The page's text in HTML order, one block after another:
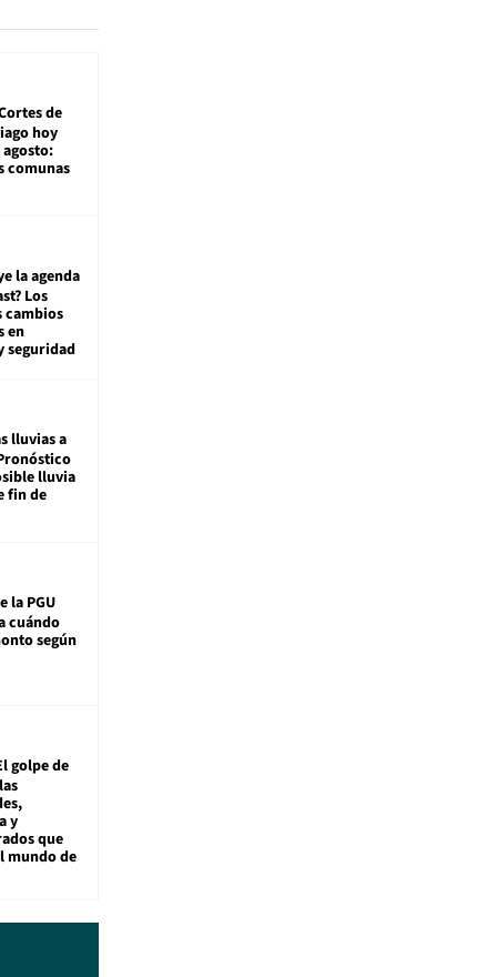
de
hoy
agosto:
comunas
la agenda
Los
cambios
en
seguridad
lluvias a
lluvia
fin de
la PGU
cuándo
según
golpe de
y
que
mundo de